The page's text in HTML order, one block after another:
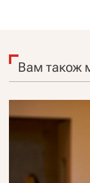
Вам також